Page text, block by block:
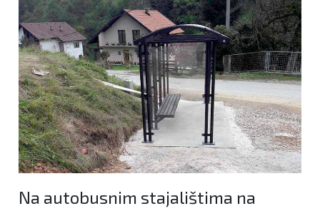
Na autobusnim stajalištima na